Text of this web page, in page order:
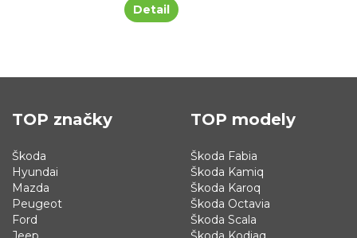
Detail
TOP značky
Škoda
Hyundai
Mazda
Peugeot
Ford
TOP modely
Škoda Fabia
Škoda Kamiq
Škoda Karoq
Škoda Octavia
Škoda Scala